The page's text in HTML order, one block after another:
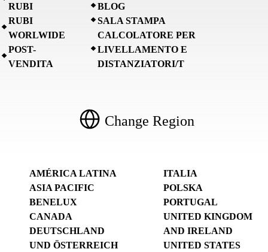
RUBI
RUBI
WORLWIDE
POST-
VENDITA
BLOG
SALA STAMPA
CALCOLATORE PER
LIVELLAMENTO E
DISTANZIATORI/T
Change Region
AMÉRICA LATINA
ASIA PACIFIC
BENELUX
CANADA
DEUTSCHLAND
UND ÖSTERREICH
ITALIA
POLSKA
PORTUGAL
UNITED KINGDOM
AND IRELAND
UNITED STATES